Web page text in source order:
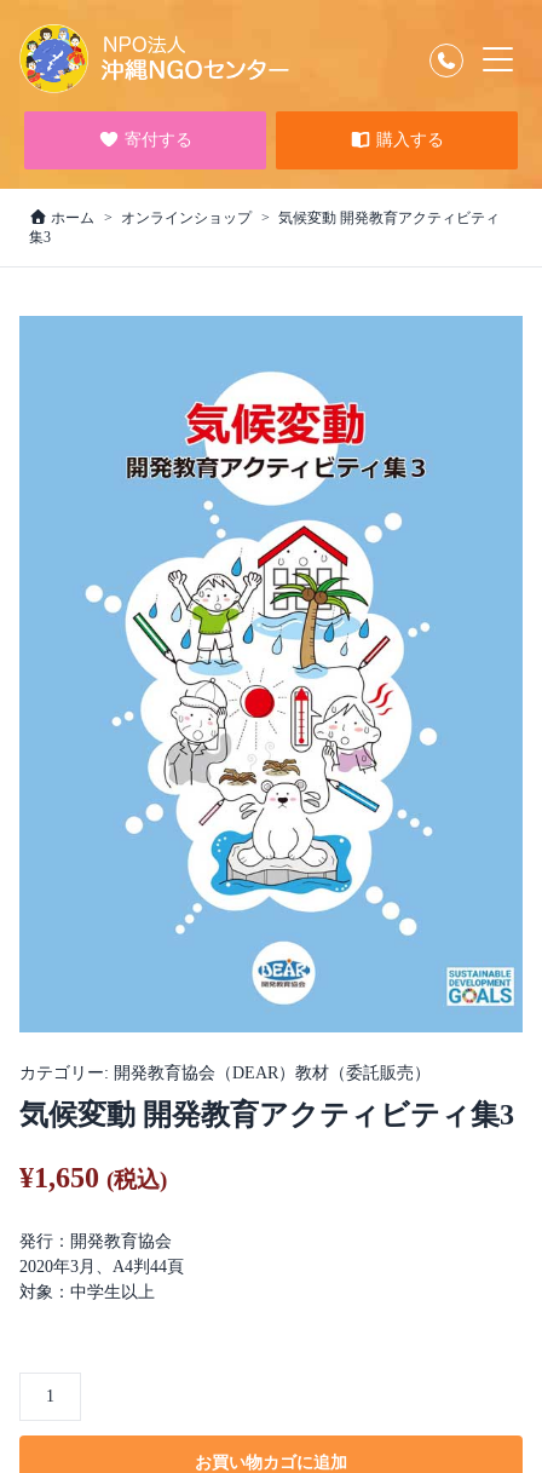
寄付する 購入する
ホーム オンラインショップ
気候変動 開発教育アクティビティ
集3
カテゴリー: 開発教育協会（DEAR）教材（委託販売）
気候変動 開発教育アクティビティ集3
¥1,650 (税込)
発行：開発教育協会
2020年3月、A4判44頁
対象：中学生以上
変
お買い物カゴに追加